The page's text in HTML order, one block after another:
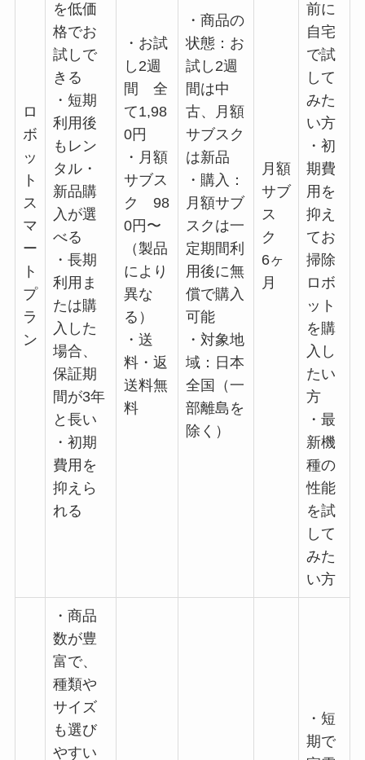
ロ
ボ
ッ
ト
ス
マ
ー
ト
プ
ラ
ン
を低価
格でお
試しで
きる
・短期
利用後
もレン
タル・
新品購
入が選
べる
・長期
利用ま
たは購
入した
場合、
保証期
間が3年
と長い
・初期
費用を
抑えら
れる
・お試
し2週
間 全
て1,98
0円
・月額
サブス
ク 98
0円〜
（製品
により
異な
る）
・送
料・返
送料無
料
・商品の
状態：お
試し2週
間は中
古、月額
サブスク
は新品
・購入：
月額サブ
スクは一
定期間利
用後に無
償で購入
可能
・対象地
域：日本
全国（一
部離島を
除く）
月額
サブ
ス
ク
6ヶ
月
前に
自宅
で試
して
みた
い方
・初
期費
用を
抑え
てお
掃除
ロボ
ット
を購
入し
たい
方
・最
新機
種の
性能
を試
して
みた
い方
・商品
数が豊
富で、
種類や
サイズ
も選び
やすい
・短
期で